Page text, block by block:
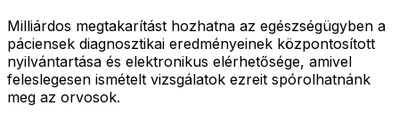
Milliárdos megtakarítást hozhatna az egészségügyben a
páciensek diagnosztikai eredményeinek központosított
nyilvántartása és elektronikus elérhetősége, amivel
feleslegesen ismételt vizsgálatok ezreit spórolhatnánk
meg az orvosok.